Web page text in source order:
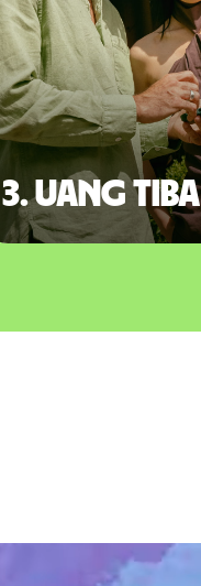
3. Uang tiba